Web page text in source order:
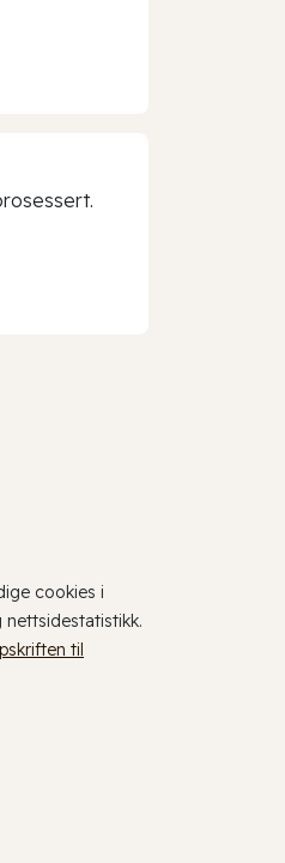
cookies i
nettsidestatistikk.
til